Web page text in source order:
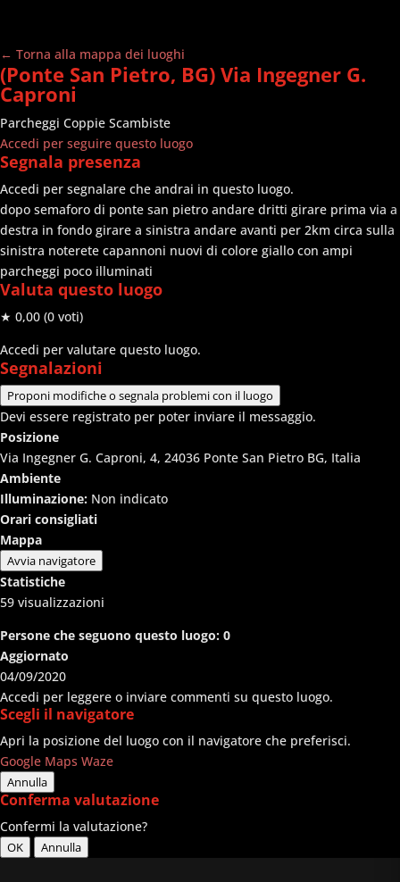
← Torna alla mappa dei luoghi
(Ponte San Pietro, BG) Via Ingegner G.
Caproni
Parcheggi Coppie Scambiste
Accedi per seguire questo luogo
Segnala presenza
Accedi per segnalare che andrai in questo luogo.
dopo semaforo di ponte san pietro andare dritti girare prima via a
destra in fondo girare a sinistra andare avanti per 2km circa sulla
sinistra noterete capannoni nuovi di colore giallo con ampi
parcheggi poco illuminati
Valuta questo luogo
★ 0,00 (0 voti)
Accedi per valutare questo luogo.
Segnalazioni
Proponi modifiche o segnala problemi con il luogo
Devi essere registrato per poter inviare il messaggio.
Posizione
Via Ingegner G. Caproni, 4, 24036 Ponte San Pietro BG, Italia
Ambiente
Illuminazione: Non indicato
Orari consigliati
Mappa
Avvia navigatore
Statistiche
59 visualizzazioni
Persone che seguono questo luogo: 0
Aggiornato
04/09/2020
Accedi per leggere o inviare commenti su questo luogo.
Scegli il navigatore
Apri la posizione del luogo con il navigatore che preferisci.
Google Maps Waze
Annulla
Conferma valutazione
Confermi la valutazione?
OK Annulla